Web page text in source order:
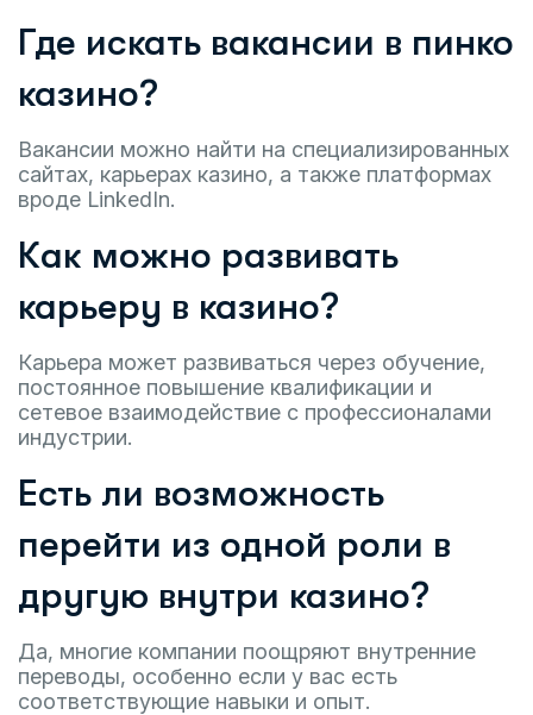
Где искать вакансии в пинко
казино?
Вакансии можно найти на специализированных
сайтах, карьерах казино, а также платформах
вроде LinkedIn.
Как можно развивать
карьеру в казино?
Карьера может развиваться через обучение,
постоянное повышение квалификации и
сетевое взаимодействие с профессионалами
индустрии.
Есть ли возможность
перейти из одной роли в
другую внутри казино?
Да, многие компании поощряют внутренние
переводы, особенно если у вас есть
соответствующие навыки и опыт.